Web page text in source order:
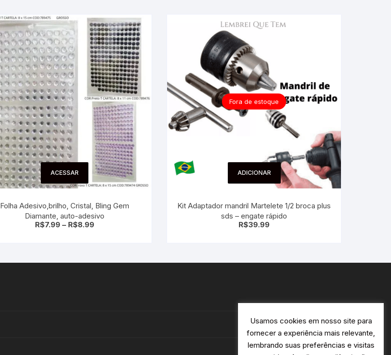
ACESSAR
Folha Adesivo,brilho, Cristal, Bling Gem
Diamante, auto-adesivo
R$7.99 – R$8.99
Fora de estoque
ADICIONAR
Kit Adaptador mandril Martelete 1/2 broca plus
sds – engate rápido
R$39.99
Usamos cookies em nosso site para
fornecer a experiência mais relevante,
lembrando suas preferências e visitas